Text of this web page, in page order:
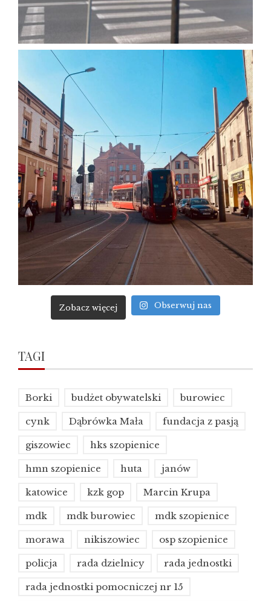
Zobacz więcej Obserwuj nas
TAGI
Borki budżet obywatelski burowiec
cynk Dąbrówka Mała fundacja z pasją
giszowiec hks szopienice
hmn szopienice huta janów
katowice kzk gop Marcin Krupa
mdk mdk burowiec mdk szopienice
morawa nikiszowiec osp szopienice
policja rada dzielnicy rada jednostki
rada jednostki pomocniczej nr 15